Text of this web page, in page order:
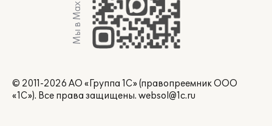
Мы в Max
© 2011-2026 АО «Группа 1С» (правопреемник ООО
«1С»). Все права защищены. websol@1c.ru